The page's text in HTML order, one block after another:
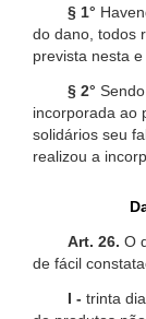
§ 1°
do dano, todos
prevista nesta
§ 2°
incorporada ao
solidários seu
realizou a
Art. 26. O
de fácil
I - trinta